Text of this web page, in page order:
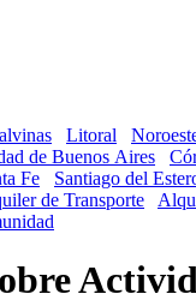
Litoral
de Buenos Aires
Fe Santiago del
de Transporte